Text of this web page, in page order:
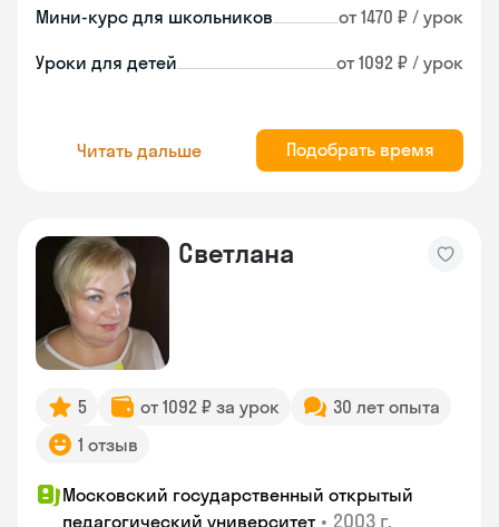
Мини-курс для школьников от 1470 ₽ / урок
Уроки для детей от 1092 ₽ / урок
Читать дальше Подобрать время
Светлана
5 от 1092 ₽ за урок
30 лет опыта
1 отзыв
Московский государственный открытый
педагогический университет • 2003 г.